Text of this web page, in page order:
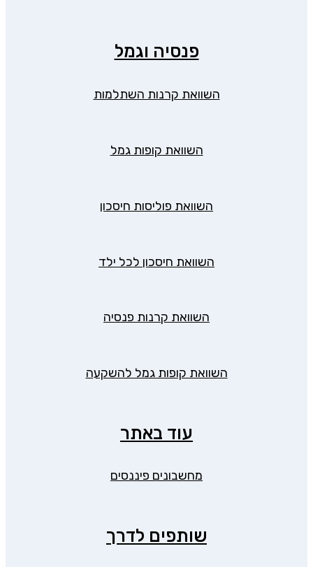
פנסיה וגמל
השוואת קרנות השתלמות
השוואת קופות גמל
השוואת פוליסות חיסכון
השוואת חיסכון לכל ילד
השוואת קרנות פנסיה
השוואת קופות גמל להשקעה
עוד באתר
מחשבונים פיננסים
שותפים לדרך